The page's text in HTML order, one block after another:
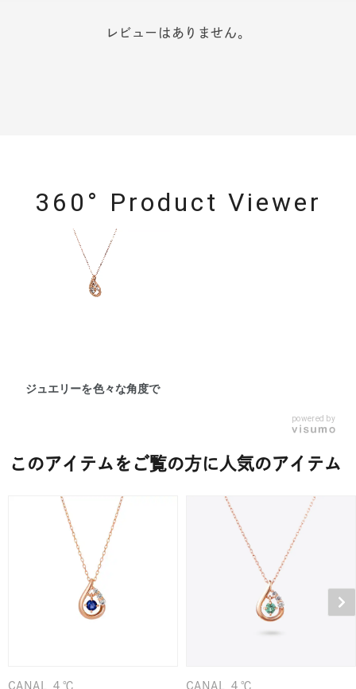
レビューはありません。
360° Product Viewer
ジュエリーを色々な角度で
powered by
このアイテムをご覧の方に人気のアイテム
CANAL ４℃ CANAL ４℃